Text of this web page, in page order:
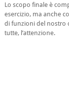
Lo scopo finale è
esercizio, ma anche
di funzioni del nostro
tutte, l’attenzione.